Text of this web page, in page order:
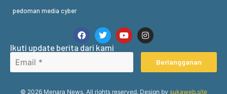
pedoman media cyber
Ikuti update berita dari kami
Berlangganan
© 2026 Menara News. All rights reserved. Design by sukaweb.site